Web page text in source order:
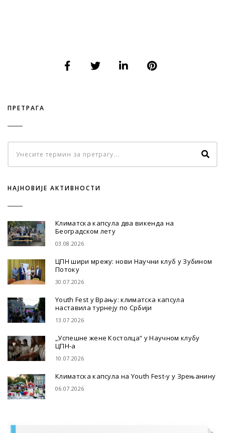
ПРЕТРАГА
НАЈНОВИЈЕ АКТИВНОСТИ
Климатска капсула два викенда на
Београдском лету
03.08.2026
ЦПН шири мрежу: нови Научни клуб у Зубином
Потоку
30.07.2026
Youth Fest у Врању: климатска капсула
наставила турнеју по Србији
13.07.2026
„Успешне жене Костолца“ у Научном клубу
ЦПН-а
10.07.2026
Климатска капсула на Youth Fest-у у Зрењанину
06.07.2026